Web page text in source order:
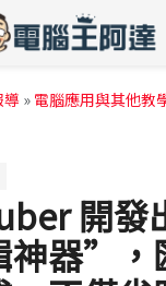
導 » 電腦應用與其他教
開
神器”，